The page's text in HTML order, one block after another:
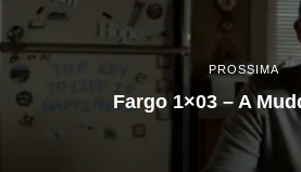
PROSSIMA
Fargo 1×03 – A